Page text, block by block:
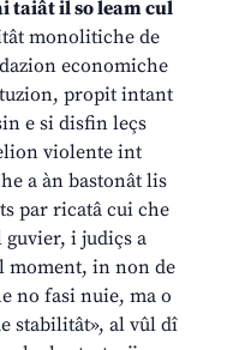
taiât il so leam cul
monolitiche de
economiche
propit intant
e si disfin leçs
violente int
a àn bastonât lis
par ricatâ cui che
guvier, i judiçs a
moment, in non de
no fasi nuie, ma o
stabilitât», al vûl dî